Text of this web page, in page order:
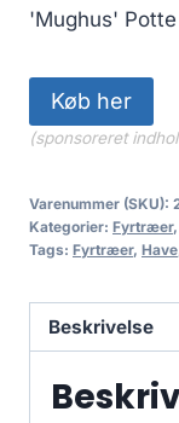
'Mughus'
Køb her
(sponsoreret
Varenummer (SKU):
Kategorier: Fyrtræer,
Tags: Fyrtræer, Have
Beskrivelse